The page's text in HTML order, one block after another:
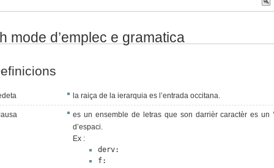
mode d’emplec e gramatica
la raiça de la ierarquia es l’entrada occitana.
es un ensemble de letras que son darrièr caractèr es un
d’espaci.
Ex :
derv:
f: